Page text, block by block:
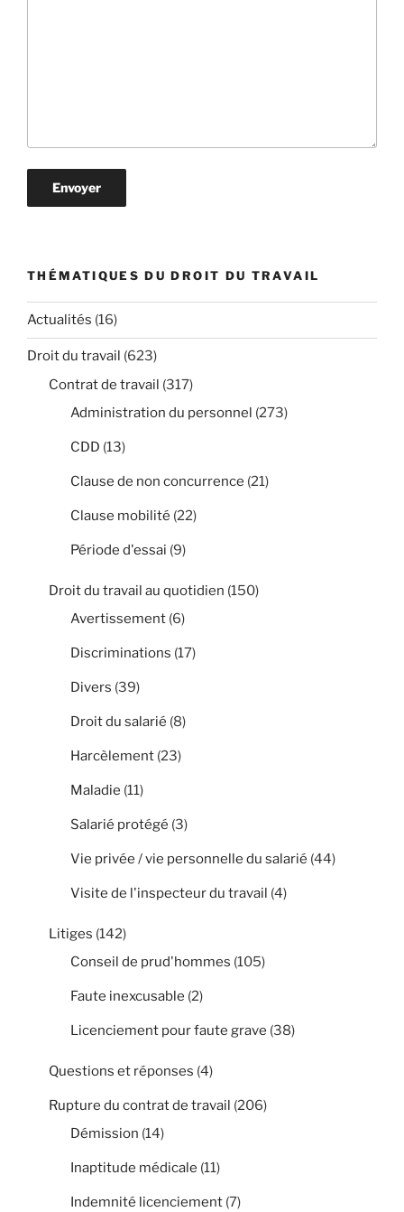
THÉMATIQUES DU DROIT DU TRAVAIL
Actualités (16)
Droit du travail (623)
Contrat de travail (317)
Administration du personnel (273)
CDD (13)
Clause de non concurrence (21)
Clause mobilité (22)
Période d'essai (9)
Droit du travail au quotidien (150)
Avertissement (6)
Discriminations (17)
Divers (39)
Droit du salarié (8)
Harcèlement (23)
Maladie (11)
Salarié protégé (3)
Vie privée / vie personnelle du salarié (44)
Visite de l'inspecteur du travail (4)
Litiges (142)
Conseil de prud'hommes (105)
Faute inexcusable (2)
Licenciement pour faute grave (38)
Questions et réponses (4)
Rupture du contrat de travail (206)
Démission (14)
Inaptitude médicale (11)
Indemnité licenciement (7)